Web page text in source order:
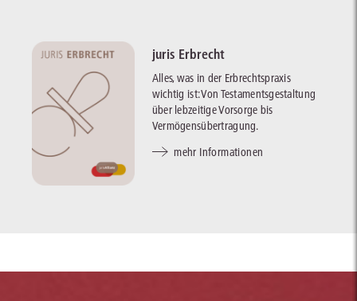
juris Erbrecht
Alles, was in der Erbrechtspraxis
wichtig ist: Von Testamentsgestaltung
über lebzeitige Vorsorge bis
Vermögensübertragung.
mehr Informationen